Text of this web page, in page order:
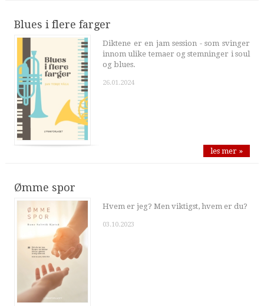
Blues i flere farger
Diktene er en jam session - som svinger
innom ulike temaer og stemninger i soul
og blues.
26.01.2024
les mer »
Ømme spor
Hvem er jeg? Men viktigst, hvem er du?
03.10.2023